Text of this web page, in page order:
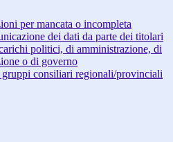
per mancata o incompleta
dei dati da parte dei titolari
politici, di amministrazione, di
o di governo
consiliari regionali/provinciali